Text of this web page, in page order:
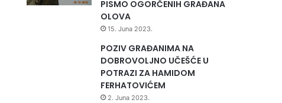
PISMO OGORČENIH GRAĐANA
OLOVA
15. Juna 2023.
POZIV GRAĐANIMA NA
DOBROVOLJNO UČEŠĆE U
POTRAZI ZA HAMIDOM
FERHATOVIĆEM
2. Juna 2023.